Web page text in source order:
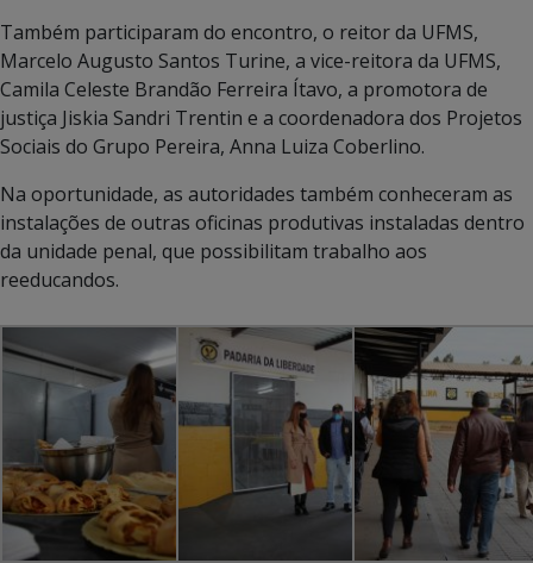
Também participaram do encontro, o reitor da UFMS,
Marcelo Augusto Santos Turine, a vice-reitora da UFMS,
Camila Celeste Brandão Ferreira Ítavo, a promotora de
justiça Jiskia Sandri Trentin e a coordenadora dos Projetos
Sociais do Grupo Pereira, Anna Luiza Coberlino.
Na oportunidade, as autoridades também conheceram as
instalações de outras oficinas produtivas instaladas dentro
da unidade penal, que possibilitam trabalho aos
reeducandos.